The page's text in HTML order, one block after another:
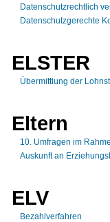
Datenschutzrechtlich
Datenschutzgerechte
ELSTER
Übermittlung der
Eltern
10. Umfragen im
Auskunft an
ELV
Bezahlverfahren